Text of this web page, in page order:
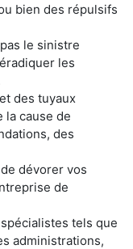
bien des répulsifs
le sinistre
les
des tuyaux
cause de
des
dévorer vos
de
tels que
administrations,